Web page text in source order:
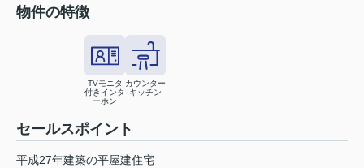
物件の特徴
TVモニタ
付きインタ
ーホン
カウンター
キッチン
セールスポイント
平成27年建築の平屋建住宅